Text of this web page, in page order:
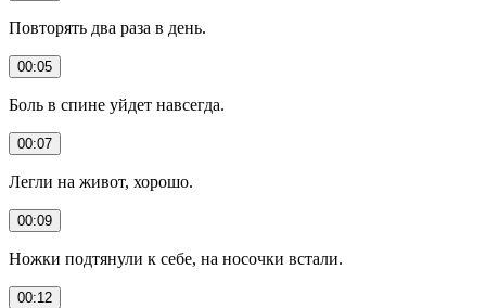
Повторять два раза в день.
00:05
Боль в спине уйдет навсегда.
00:07
Легли на живот, хорошо.
00:09
Ножки подтянули к себе, на носочки встали.
00:12